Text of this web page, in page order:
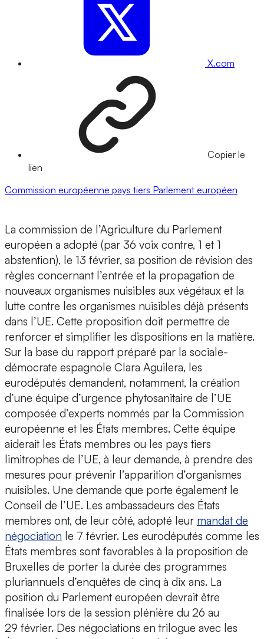
X.com
Copier le
lien
Commission européenne pays tiers Parlement européen
La commission de l’Agriculture du Parlement
européen a adopté (par 36 voix contre, 1 et 1
abstention), le 13 février, sa position de révision des
règles concernant l’entrée et la propagation de
nouveaux organismes nuisibles aux végétaux et la
lutte contre les organismes nuisibles déjà présents
dans l’UE. Cette proposition doit permettre de
renforcer et simplifier les dispositions en la matière.
Sur la base du rapport préparé par la sociale-
démocrate espagnole Clara Aguilera, les
eurodéputés demandent, notamment, la création
d’une équipe d’urgence phytosanitaire de l’UE
composée d’experts nommés par la Commission
européenne et les États membres. Cette équipe
aiderait les États membres ou les pays tiers
limitrophes de l’UE, à leur demande, à prendre des
mesures pour prévenir l’apparition d’organismes
nuisibles. Une demande que porte également le
Conseil de l’UE. Les ambassadeurs des États
membres ont, de leur côté, adopté leur mandat de
négociation le 7 février. Les eurodéputés comme les
États membres sont favorables à la proposition de
Bruxelles de porter la durée des programmes
pluriannuels d’enquêtes de cinq à dix ans. La
position du Parlement européen devrait être
finalisée lors de la session plénière du 26 au
29 février. Des négociations en trilogue avec les